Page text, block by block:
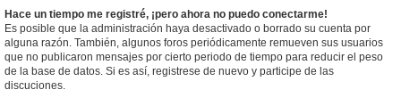
Hace un tiempo me registré, ¡pero ahora no puedo conectarme!
Es posible que la administración haya desactivado o borrado su cuenta por
alguna razón. También, algunos foros periódicamente remueven sus usuarios
que no publicaron mensajes por cierto periodo de tiempo para reducir el peso
de la base de datos. Si es así, registrese de nuevo y participe de las
discuciones.